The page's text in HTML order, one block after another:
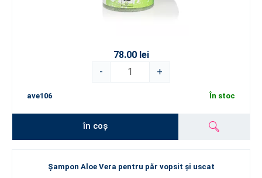
78.00 lei
-
+
ave106 În stoc
în coș
Șampon Aloe Vera pentru păr vopsit și uscat